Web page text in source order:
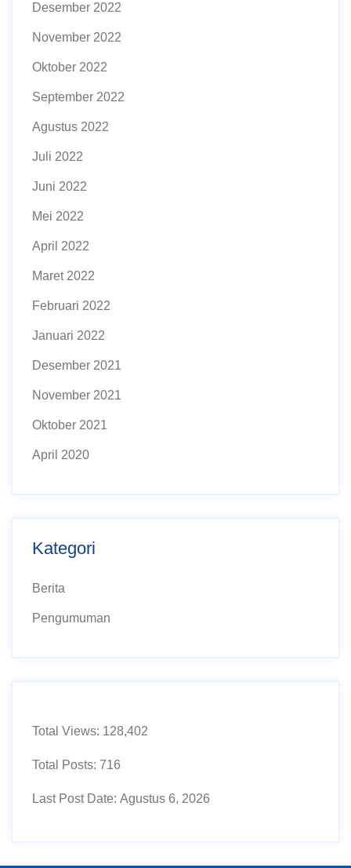
Desember 2022
November 2022
Oktober 2022
September 2022
Agustus 2022
Juli 2022
Juni 2022
Mei 2022
April 2022
Maret 2022
Februari 2022
Januari 2022
Desember 2021
November 2021
Oktober 2021
April 2020
Kategori
Berita
Pengumuman
Total Views: 128,402
Total Posts: 716
Last Post Date: Agustus 6, 2026